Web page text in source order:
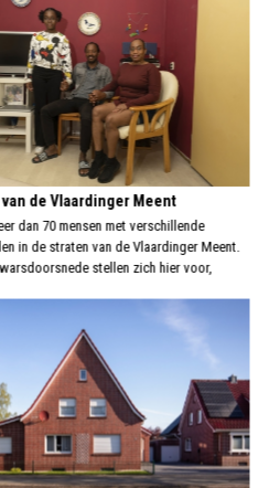
de Vlaardinger Meent
dan 70 mensen met verschillende
in de straten van de Vlaardinger Meent.
stellen zich hier voor,